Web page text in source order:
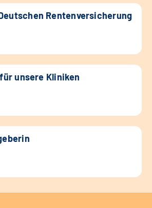
Rentenversicherung
unsere Kliniken